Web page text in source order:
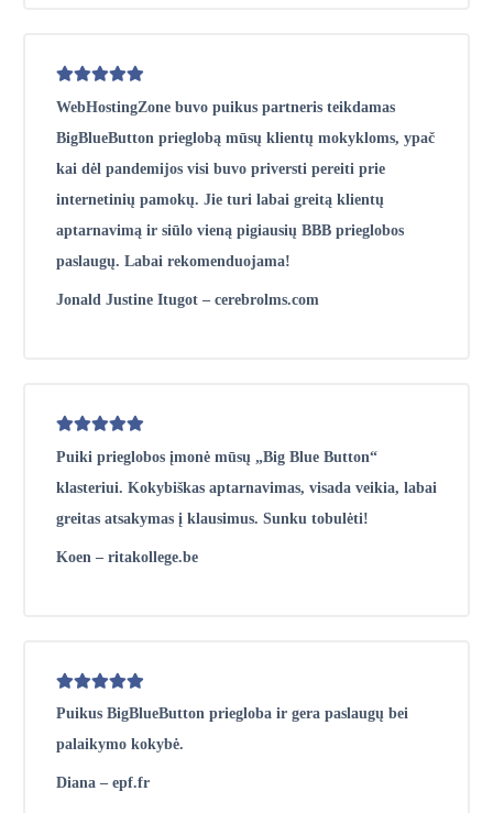
WebHostingZone buvo puikus partneris teikdamas
BigBlueButton prieglobą mūsų klientų mokykloms, ypač
kai dėl pandemijos visi buvo priversti pereiti prie
internetinių pamokų. Jie turi labai greitą klientų
aptarnavimą ir siūlo vieną pigiausių BBB prieglobos
paslaugų. Labai rekomenduojama!
Jonald Justine Itugot – cerebrolms.com
Puiki prieglobos įmonė mūsų „Big Blue Button“
klasteriui. Kokybiškas aptarnavimas, visada veikia, labai
greitas atsakymas į klausimus. Sunku tobulėti!
Koen – ritakollege.be
Puikus BigBlueButton priegloba ir gera paslaugų bei
palaikymo kokybė.
Diana – epf.fr